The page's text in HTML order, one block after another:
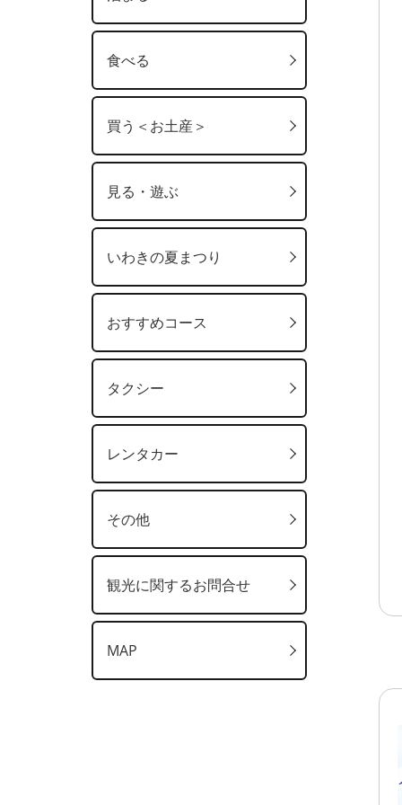
食べる
買う＜お土産＞
見る・遊ぶ
いわきの夏まつり
おすすめコース
タクシー
レンタカー
その他
観光に関するお問合せ
MAP